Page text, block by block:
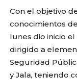
Con el objetivo
conocimientos
lunes dio inicio
dirigido a
Seguridad
y Jala, teniendo